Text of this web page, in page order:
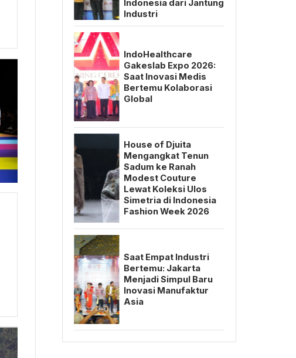
Indonesia dari Jantung
Industri
IndoHealthcare
Gakeslab Expo 2026:
Saat Inovasi Medis
Bertemu Kolaborasi
Global
House of Djuita
Mengangkat Tenun
Sadum ke Ranah
Modest Couture
Lewat Koleksi Ulos
Simetria di Indonesia
Fashion Week 2026
Saat Empat Industri
Bertemu: Jakarta
Menjadi Simpul Baru
Inovasi Manufaktur
Asia